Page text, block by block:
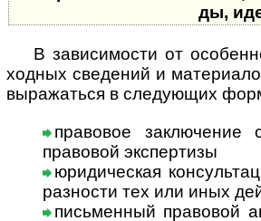
ды,
В за­ви­си­мос­ти от
ход­ных сведений и
выражаться в следующих
правовое
правовой экспертизы
юридическая
раз­нос­ти тех или иных
письменный правовой